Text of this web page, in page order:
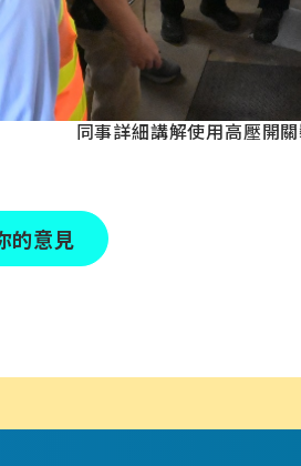
同事詳細講解使用高壓開
的意見